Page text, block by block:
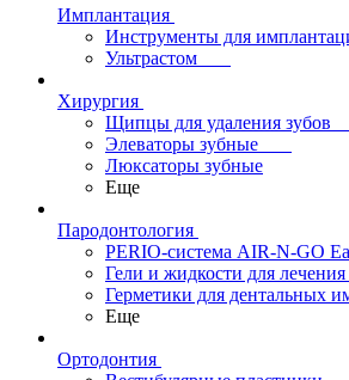
Имплантация
Инструменты для
Ультрастом
Хирургия
Щипцы для удаления зубов
Элеваторы зубные
Люксаторы зубные
Еще
Пародонтология
PERIO-система AIR-N-GO
Гели и жидкости для
Герметики для дентальных
Еще
Ортодонтия